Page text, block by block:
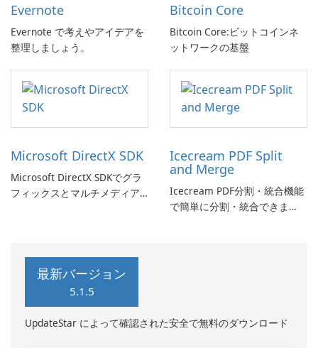
Evernote
Evernote で考えやアイデアを
整理しましょう。
Bitcoin Core
Bitcoin Core:ビットコインネ
ットワークの基盤
Microsoft DirectX SDK
Microsoft DirectX SDKでグラ
フィックスとマルチメディア
Icecream PDF Split
and Merge
Icecream PDF分割・統合機能
で簡単に分割・統合できま
最新バージョン
5.1.5
UpdateStar によって確認された安全で無料のダウンロード